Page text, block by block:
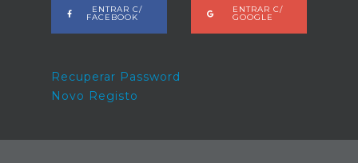
ENTRAR C/
FACEBOOK
ENTRAR C/
GOOGLE
Recuperar Password
Novo Registo